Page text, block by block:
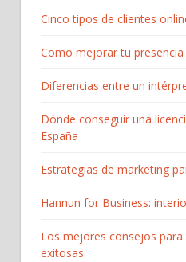
Cinco tipos de clientes
Como mejorar tu presencia
Diferencias entre un
Dónde conseguir una
España
Estrategias de marketing
Hannun for Business:
Los mejores consejos
exitosas